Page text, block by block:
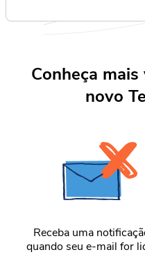
Conheça
novo
Receba uma
quando seu e-mail for